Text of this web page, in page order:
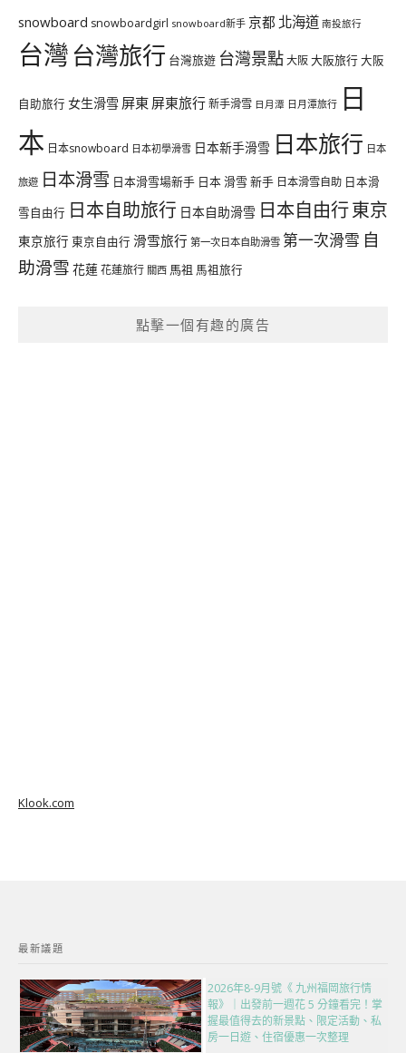
snowboard snowboardgirl snowboard新手 京都 北海道 南投旅行
台灣台灣旅行 台灣旅遊 台灣景點大阪大阪旅行大阪
自助旅行 女生滑雪 屏東 屏東旅行新手滑雪 日月潭 日月潭旅行 日
本 日本snowboard 日本初學滑雪 日本新手滑雪 日本旅行 日本
旅遊 日本滑雪 日本滑雪場新手 日本 滑雪 新手 日本滑雪自助 日本滑
雪自由行 日本自助旅行 日本自助滑雪 日本自由行東京
東京旅行 東京自由行 滑雪旅行 第一次日本自助滑雪 第一次滑雪 自
助滑雪 花蓮花蓮旅行 關西 馬祖 馬祖旅行
點擊一個有趣的廣告
Klook.com
最新議題
2026年8-9月號《 九州福岡旅行情
報》｜出發前一週花 5 分鐘看完！掌
握最值得去的新景點、限定活動、私
房一日遊、住宿優惠一次整理